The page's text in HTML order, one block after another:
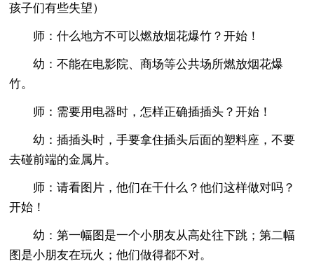
孩子们有些失望）
师：什么地方不可以燃放烟花爆竹？开始！
幼：不能在电影院、商场等公共场所燃放烟花爆
竹。
师：需要用电器时，怎样正确插插头？开始！
幼：插插头时，手要拿住插头后面的塑料座，不要
去碰前端的金属片。
师：请看图片，他们在干什么？他们这样做对吗？
开始！
幼：第一幅图是一个小朋友从高处往下跳；第二幅
图是小朋友在玩火；他们做得都不对。